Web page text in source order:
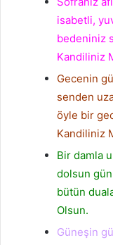
isabetli,
bedeniniz
Kandiliniz
Gecenin
senden
öyle bir
Kandiliniz
Bir damla
dolsun
bütün
Olsun.
Güneşin